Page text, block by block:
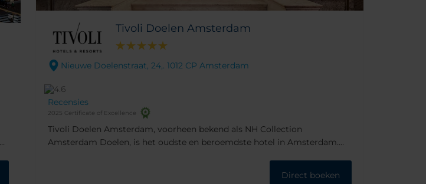
Tivoli Doelen Amsterdam
Nieuwe Doelenstraat, 24,. 1012 CP Amsterdam
Recensies
2025 Certificate of Excellence
Tivoli Doelen Amsterdam, voorheen bekend als NH Collection
Amsterdam Doelen, is het oudste en beroemdste hotel in Amsterdam.
het historische centrum van de stad. Niet vreemd dat al velen hier
Direct boeken